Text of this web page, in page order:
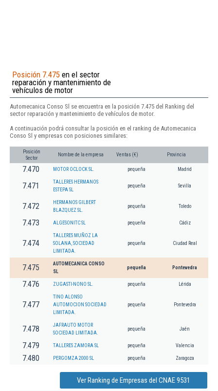
Posición 7.475 en el sector
reparación y mantenimiento de
vehículos de motor
Automecanica Conso Sl se encuentra en la posición 7.475 del Ranking del
sector reparación y mantenimiento de vehículos de motor.
A continuación podrá consultar la posición en el ranking de Automecanica
Conso Sl y empresas con posiciones similares:
Posición
Sector
Nombre de la empresa Ventas (€) Provincia
7.470 MOTOR OCLOCK SL. pequeña Madrid
7.471
TALLERES HERMANOS
ESTEPA SL
pequeña Sevilla
7.472
HERMANOS GILBERT
BLAZQUEZ SL.
pequeña Toledo
7.473 ALGESONITC SL pequeña Cádiz
7.474
TALLERES MUÑOZ LA
SOLANA, SOCIEDAD
LIMITADA.
pequeña Ciudad Real
7.475
AUTOMECANICA CONSO
SL
pequeña Pontevedra
7.476 ZUGASTI-NONO SL. pequeña Lérida
7.477
TINO ALONSO
AUTOMOCION SOCIEDAD
LIMITADA.
pequeña Pontevedra
7.478
JAFRAUTO MOTOR
SOCIEDAD LIMITADA.
pequeña Jaén
7.479 TALLERES ZAMORA SL pequeña Valencia
7.480 PERGOMZA 2000 SL pequeña Zaragoza
Ver Ranking de Empresas del CNAE 9531